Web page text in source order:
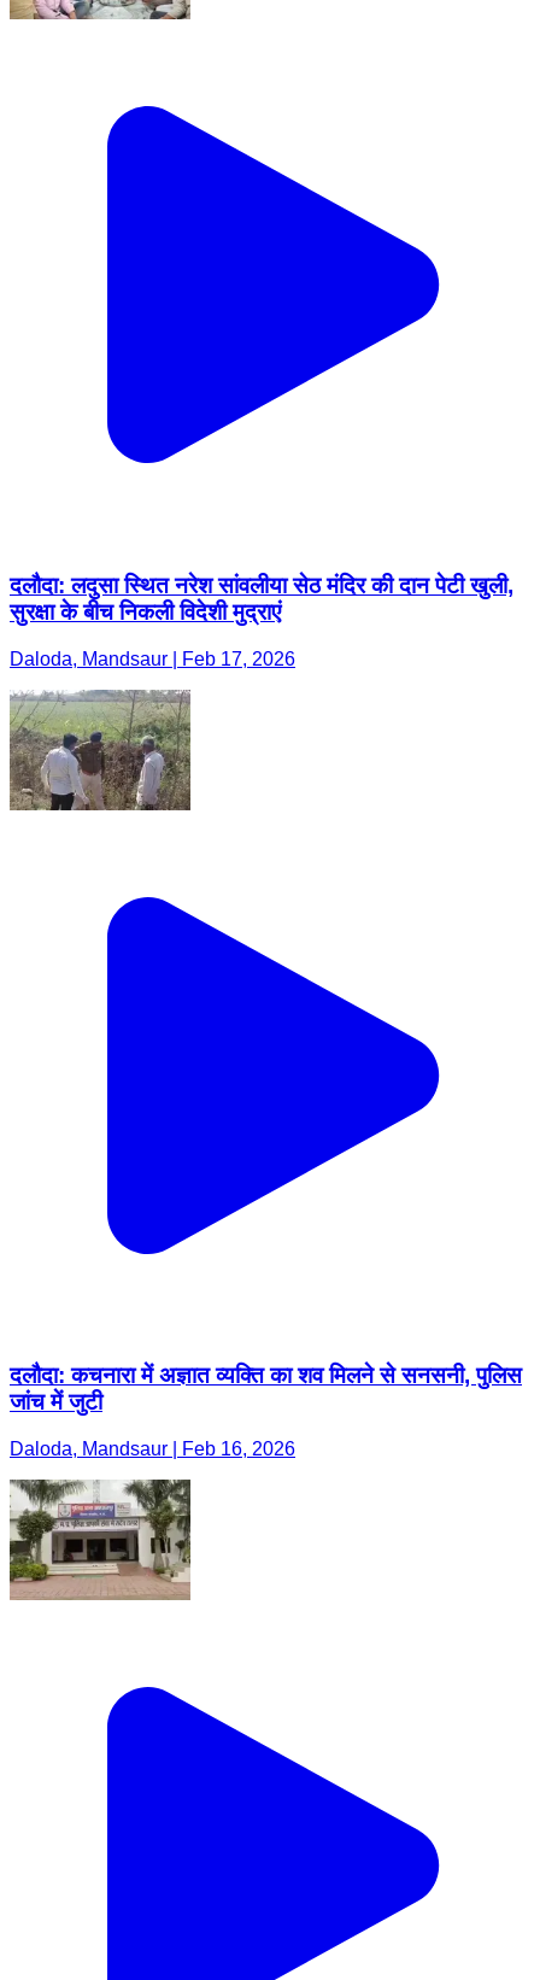
दलौदा: लदुसा स्थित नरेश सांवलीया सेठ मंदिर की दान पेटी खुली,
सुरक्षा के बीच निकली विदेशी मुद्राएं
Daloda, Mandsaur | Feb 17, 2026
दलौदा: कचनारा में अज्ञात व्यक्ति का शव मिलने से सनसनी, पुलिस
जांच में जुटी
Daloda, Mandsaur | Feb 16, 2026